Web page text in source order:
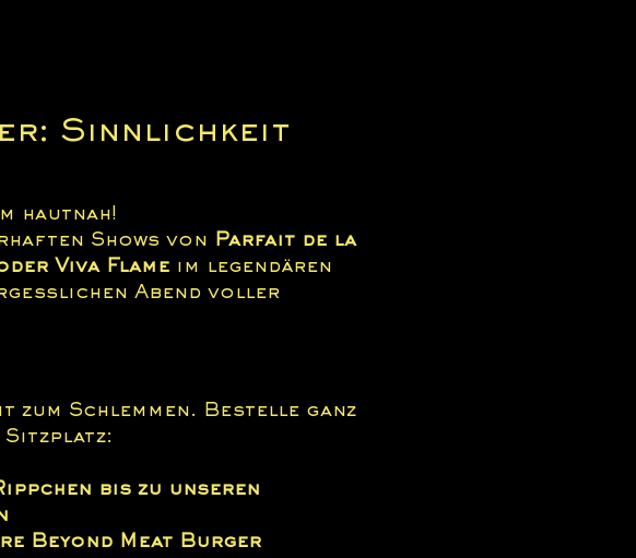
Sinnlichkeit
hautnah!
Shows von
Parfait de la
Viva Flame im legendären
Abend voller
zum Schlemmen. Bestelle ganz
Sitzplatz:
bis zu unseren
Beyond Meat Burger